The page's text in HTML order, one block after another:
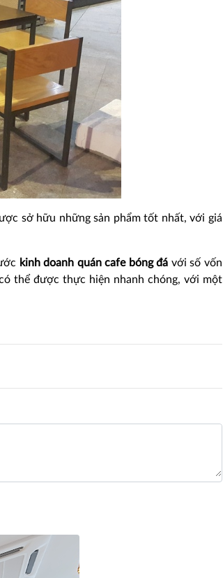
sở hữu những sản phẩm tốt nhất, với giá
kinh doanh quán cafe bóng đá với số vốn
thể được thực hiện nhanh chóng, với một